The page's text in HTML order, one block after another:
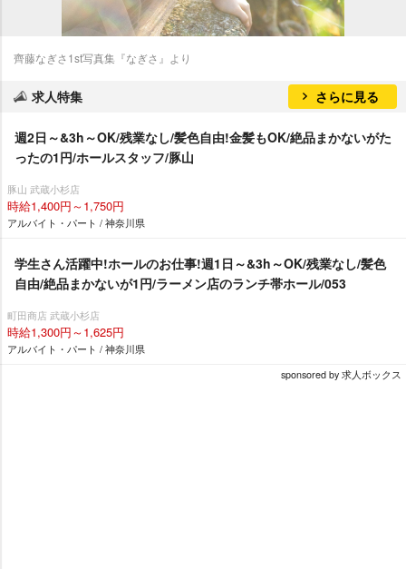
齊藤なぎさ1st写真集『なぎさ』より
求人特集 さらに見る
週2日～&3h～OK/残業なし/髪色自由!金髪もOK/絶品まかないがた
ったの1円/ホールスタッフ/豚山
豚山 武蔵小杉店
時給1,400円～1,750円
アルバイト・パート / 神奈川県
学生さん活躍中!ホールのお仕事!週1日～&3h～OK/残業なし/髪色
自由/絶品まかないが1円/ラーメン店のランチ帯ホール/053
町田商店 武蔵小杉店
時給1,300円～1,625円
アルバイト・パート / 神奈川県
sponsored by 求人ボックス